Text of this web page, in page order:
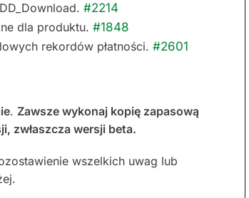
#2214
dla produktu. #1848
rekordów płatności. #2601
. Zawsze wykonaj kopię zapasową
zwłaszcza wersji beta.
wszelkich uwag lub